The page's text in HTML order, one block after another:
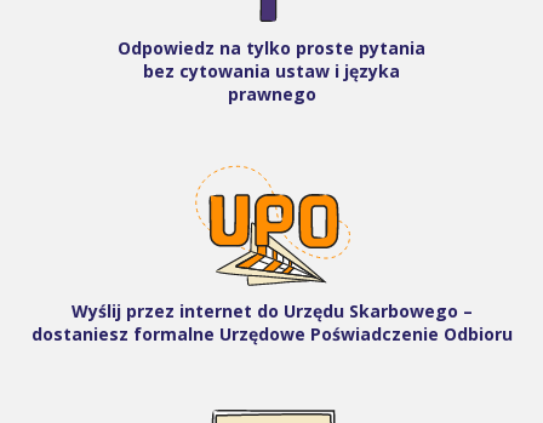
Odpowiedz na tylko proste pytania
bez cytowania ustaw i języka
prawnego
Wyślij przez internet do Urzędu Skarbowego –
dostaniesz formalne Urzędowe Poświadczenie Odbioru